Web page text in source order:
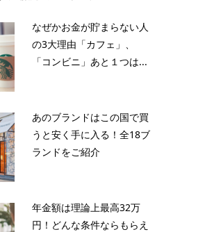
なぜかお金が貯まらない人
の3大理由「カフェ」、
「コンビニ」あと１つは...
あのブランドはこの国で買
うと安く手に入る！全18ブ
ランドをご紹介
年金額は理論上最高32万
円！どんな条件ならもらえ